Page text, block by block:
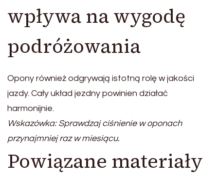
wpływa na wygodę
podróżowania
Opony również odgrywają istotną rolę w jakości
jazdy. Cały układ jezdny powinien działać
harmonijnie.
Wskazówka: Sprawdzaj ciśnienie w oponach
przynajmniej raz w miesiącu.
Powiązane materiały